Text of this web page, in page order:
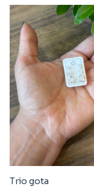
Trio gota